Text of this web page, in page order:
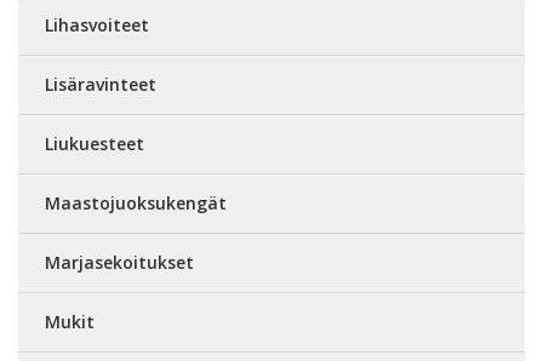
Lihasvoiteet
Lisäravinteet
Liukuesteet
Maastojuoksukengät
Marjasekoitukset
Mukit